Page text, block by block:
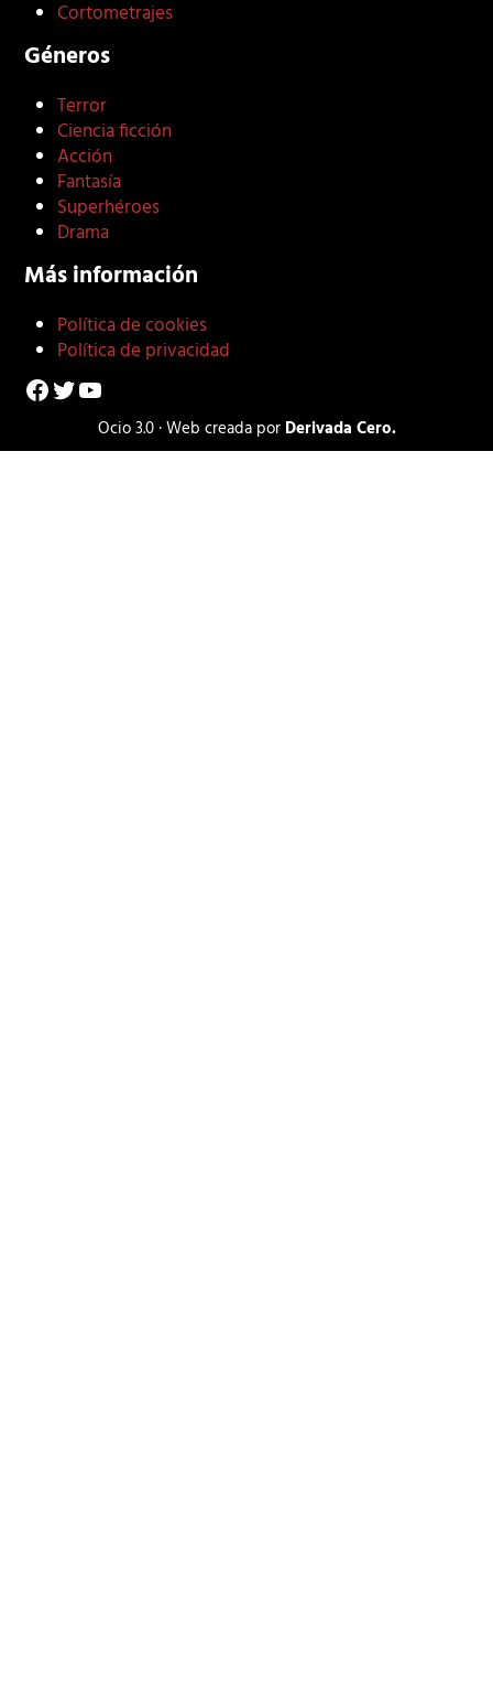
Cortometrajes
Géneros
Terror
Ciencia ficción
Acción
Fantasía
Superhéroes
Drama
Más información
Política de cookies
Política de privacidad
Facebook
Twitter
YouTube
Ocio 3.0 · Web creada por Derivada Cero.